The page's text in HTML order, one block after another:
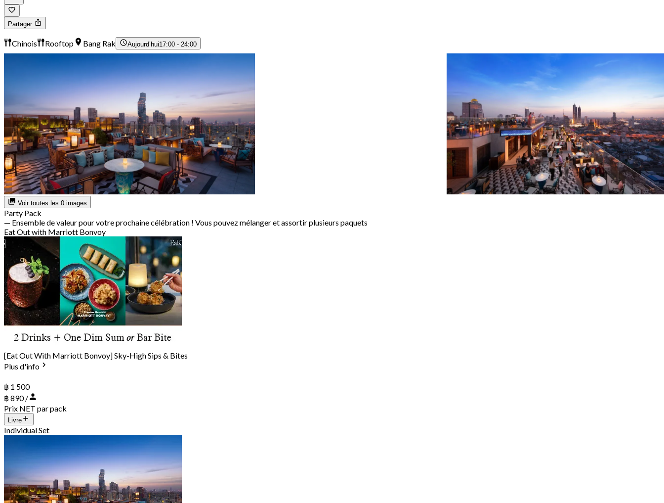
Partager
Chinois Rooftop Bang Rak Aujourd’hui17:00 - 24:00
Voir toutes les 0 images
Party Pack
— Ensemble de valeur pour votre prochaine célébration ! Vous pouvez mélanger et assortir plusieurs paquets
Eat Out with Marriott Bonvoy
[Eat Out With Marriott Bonvoy] Sky-High Sips & Bites
Plus d'info
฿ 1 500
฿ 890 /
Prix NET par pack
Livre
Individual Set